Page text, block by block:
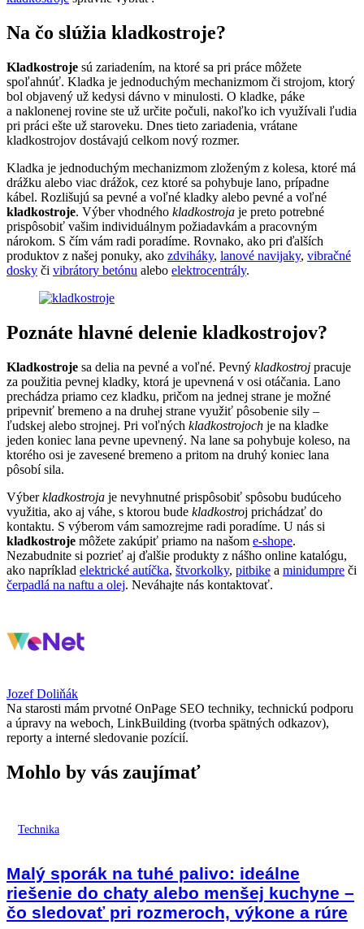
Na čo slúžia kladkostroje?
Kladkostroje sú zariadením, na ktoré sa pri práce môžete
spoľahnúť. Kladka je jednoduchým mechanizmom či strojom, ktorý
bol objavený už kedysi dávno v minulosti. O kladke, páke
a naklonenej rovine ste už určite počuli, nakoľko ich využívali ľudia
pri práci ešte už staroveku. Dnes tieto zariadenia, vrátane
kladkostrojov dostávajú celkom nový rozmer.
Kladka je jednoduchým mechanizmom zloženým z kolesa, ktoré má
drážku alebo viac drážok, cez ktoré sa pohybuje lano, prípadne
kábel. Rozlišujú sa pevné a voľné kladky alebo pevné a voľné
kladkostroje. Výber vhodného kladkostroja je preto potrebné
prispôsobiť vašim individuálnym požiadavkám a pracovným
nárokom. S čím vám radi poradíme. Rovnako, ako pri ďalších
produktov z našej ponuky, ako zdviháky, lanové navijaky, vibračné
dosky či vibrátory betónu alebo elektrocentrály.
Poznáte hlavné delenie kladkostrojov?
Kladkostroje sa delia na pevné a voľné. Pevný kladkostroj pracuje
za použitia pevnej kladky, ktorá je upevnená v osi otáčania. Lano
prechádza priamo cez kladku, pričom na jednej strane je možné
pripevniť bremeno a na druhej strane využiť pôsobenie sily –
ľudskej alebo strojnej. Pri voľných kladkostrojoch je na kladke
jeden koniec lana pevne upevnený. Na lane sa pohybuje koleso, na
ktorého osi je zavesené bremeno a pritom na druhý koniec lana
pôsobí sila.
Výberkladkostroja je nevyhnutné prispôsobiť spôsobu budúceho
využitia, ako aj váhe, s ktorou bude kladkostroj prichádzať do
kontaktu. S výberom vám samozrejme radi poradíme. U nás si
kladkostroje môžete zakúpiť priamo na našom e-shope.
Nezabudnite si pozrieť aj ďalšie produkty z nášho online katalógu,
ako napríklad elektrické autíčka, štvorkolky, pitbike a minidumpre či
čerpadlá na naftu a olej. Neváhajte nás kontaktovať.
Jozef Doliňák
Na starosti mám prvotné OnPage SEO techniky, technickú podporu
a úpravy na weboch, LinkBuilding (tvorba spätných odkazov),
reporty a interné sledovanie pozícií.
Mohlo by vás zaujímať
Technika
Malý sporák na tuhé palivo: ideálne
riešenie do chaty alebo menšej kuchyne –
čo sledovať pri rozmeroch, výkone a rúre